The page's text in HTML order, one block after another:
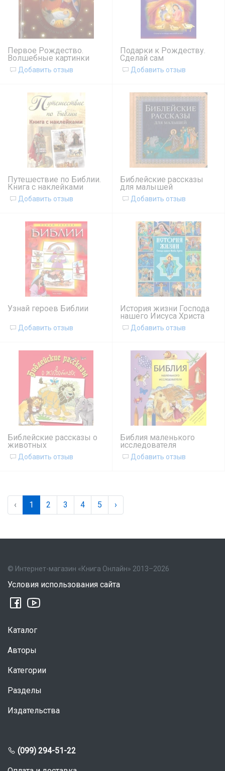
Первое Рождество.
Волшебные картинки
Добавить отзыв
Подарки к Рождеству.
Сделай сам
Добавить отзыв
Путешествие по Библии.
Книга с наклейками
Добавить отзыв
Библейские рассказы
для малышей
Добавить отзыв
Узнай героев Библии
Добавить отзыв
История жизни Господа
нашего Иисуса Христа
Добавить отзыв
Библейские рассказы о
животных
Добавить отзыв
Библия маленького
исследователя
Добавить отзыв
‹ 1 2 3 4 5 ›
© Интернет-магазин «Книга Онлайн» 2013–2026
Условия использования сайта
Каталог
Авторы
Категории
Разделы
Издательства
(099) 294-51-22